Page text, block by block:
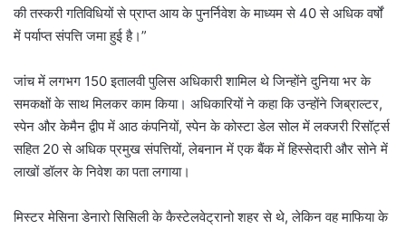
की तस्करी गतिविधियों से प्राप्त आय के पुनर्निवेश के माध्यम से 40 से अधिक वर्षों
में पर्याप्त संपत्ति जमा हुई है।”
जांच में लगभग 150 इतालवी पुलिस अधिकारी शामिल थे जिन्होंने दुनिया भर के
समकक्षों के साथ मिलकर काम किया। अधिकारियों ने कहा कि उन्होंने जिब्राल्टर,
स्पेन और केमैन द्वीप में आठ कंपनियों, स्पेन के कोस्टा डेल सोल में लक्जरी रिसॉर्ट्स
सहित 20 से अधिक प्रमुख संपत्तियों, लेबनान में एक बैंक में हिस्सेदारी और सोने में
लाखों डॉलर के निवेश का पता लगाया।
मिस्टर मेसिना डेनारो सिसिली के कैस्टेलवेट्रानो शहर से थे, लेकिन वह माफिया के